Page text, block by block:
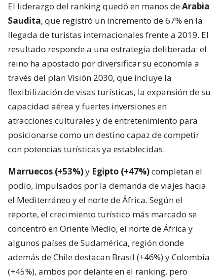
El liderazgo del ranking quedó en manos deArabia
Saudita, que registró un incremento de 67% en la
llegada de turistas internacionales frente a 2019. El
resultado responde a una estrategia deliberada: el
reino ha apostado por diversificar su economía a
través del plan Visión 2030, que incluye la
flexibilización de visas turísticas, la expansión de su
capacidad aérea y fuertes inversiones en
atracciones culturales y de entretenimiento para
posicionarse como un destino capaz de competir
con potencias turísticas ya establecidas.
Marruecos (+53%)y Egipto (+47%)completan el
podio, impulsados por la demanda de viajes hacia
el Mediterráneo y el norte de África. Según el
reporte, el crecimiento turístico más marcado se
concentró en Oriente Medio, el norte de África y
algunos países de Sudamérica, región donde
además de Chile destacan Brasil (+46%) y Colombia
(+45%), ambos por delante en el ranking, pero